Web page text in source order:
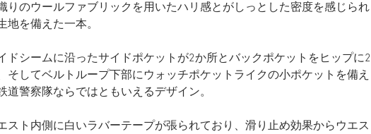
りのウールファブリックを用いたハリ感とがしっとした密度を感じられ
地を備えた一本。
ドシームに沿ったサイドポケットが2か所とバックポケットをヒップに2
そしてベルトループ下部にウォッチポケットライクの小ポケットを備え
道警察隊ならではともいえるデザイン。
スト内側に白いラバーテープが張られており、滑り止め効果からウエス